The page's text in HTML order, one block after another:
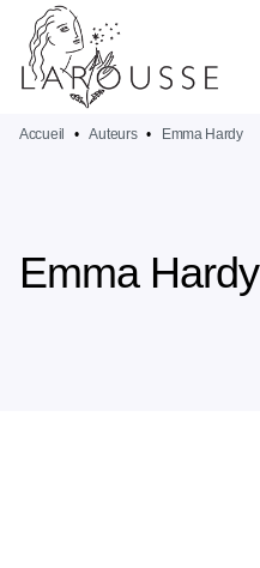
MENU
PIED DE PAGE
Accueil • Auteurs • Emma Hardy
Emma Hardy